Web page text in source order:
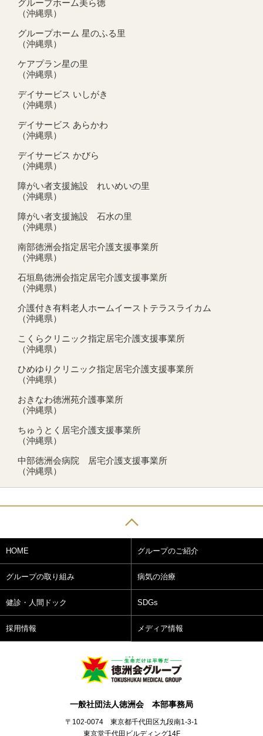
グループホーム美ら徳
（沖縄県）
グループホーム 星のふる里
（沖縄県）
ケアプラン星の里
（沖縄県）
デイサービス いしがき
（沖縄県）
デイサービス あらかわ
（沖縄県）
デイサービス かびら
（沖縄県）
障がい者支援施設 れいめいの里
（沖縄県）
障がい者支援施設 石水の里
（沖縄県）
南部徳洲会指定居宅介護支援事業所
（沖縄県）
石垣島徳洲会指定居宅介護支援事業所
（沖縄県）
介護付き有料老人ホームイーストテラスライカム
（沖縄県）
こくらクリニック指定居宅介護支援事業所
（沖縄県）
ひめゆりクリニック指定居宅介護支援事業所
（沖縄県）
おきなわ徳洲苑介護事業所
（沖縄県）
ちゅうとく居宅介護支援事業所
（沖縄県）
中部徳洲会病院 居宅介護支援事業所
（沖縄県）
HOME グループのご紹介
グループの取り組み 病気の治療
健診・人間ドック SDGs
採用情報 メディア情報
一般社団法人徳洲会 本部事務局
〒102-0074 東京都千代田区九段南1-3-1
東京堂千代田ビルディング14F